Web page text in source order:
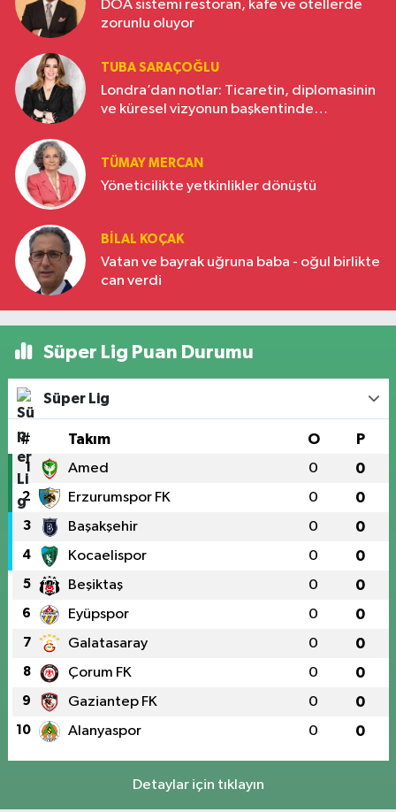
DOA sistemi restoran, kafe ve otellerde
zorunlu oluyor
TUBA SARAÇOĞLU
Londra’dan notlar: Ticaretin, diplomasinin
ve küresel vizyonun başkentinde
TÜMAY MERCAN
Yöneticilikte yetkinlikler dönüştü
BILAL KOÇAK
Vatan ve bayrak uğruna baba - oğul birlikte
can verdi
Süper Lig Puan Durumu
Süper Lig
# Takım O P
1 Amed 0 0
2 Erzurumspor FK 0 0
3 Başakşehir 0 0
4 Kocaelispor 0 0
5 Beşiktaş 0 0
6 Eyüpspor 0 0
7 Galatasaray 0 0
8 Çorum FK 0 0
9 Gaziantep FK 0 0
10 Alanyaspor 0 0
Detaylar için tıklayın